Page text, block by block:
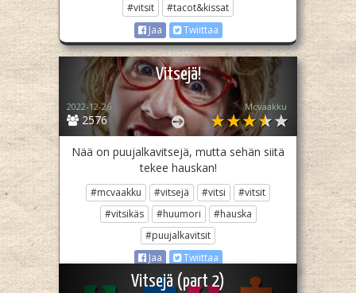
#vitsit
#tacot&kissat
Jaa
Twiittaa
Vitsejä!
2576
2022-12-26 Mcvaakku
Nää on puujalkavitsejä, mutta sehän siitä
tekee hauskan!
#mcvaakku #vitsejä #vitsi
#vitsit
#vitsikäs
#huumori
#hauska
#puujalkavitsit
Jaa
Twiittaa
Vitsejä (part 2)